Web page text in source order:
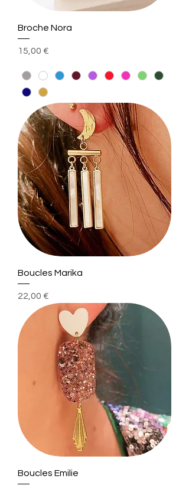
Broche Nora
Prix
15,00 €
Boucles Marika
Prix
22,00 €
Boucles Emilie